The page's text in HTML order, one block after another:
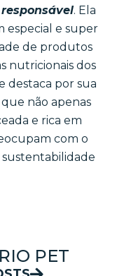
responsável. Ela
especial e super
de produtos
nutricionais dos
destaca por sua
não apenas
e rica em
com o
sustentabilidade
PET